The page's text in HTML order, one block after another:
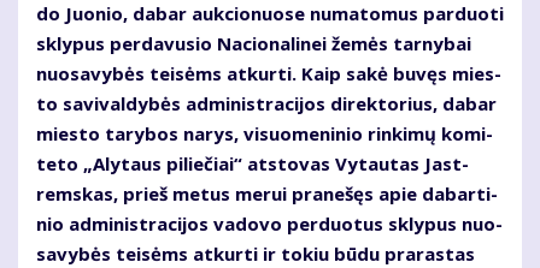
do Juo­nio, da­bar auk­cio­nuo­se nu­ma­to­mus par­duo­ti
skly­pus per­da­vu­sio Na­cio­na­li­nei že­mės tar­ny­bai
nuo­sa­vy­bės tei­sėms at­kur­ti. Kaip sa­kė bu­vęs mies­
to sa­vi­val­dy­bės ad­mi­nist­ra­ci­jos di­rek­to­rius, da­bar
mies­to ta­ry­bos na­rys, vi­suo­me­ni­nio rin­ki­mų ko­mi­
te­to „Aly­taus pi­lie­čiai“ at­sto­vas Vy­tau­tas Jast­
rems­kas, prieš me­tus me­rui pra­ne­šęs apie da­bar­ti­
nio ad­mi­nist­ra­ci­jos va­do­vo per­duo­tus skly­pus nuo­
sa­vy­bės tei­sėms at­kur­ti ir to­kiu bū­du pra­ras­tas